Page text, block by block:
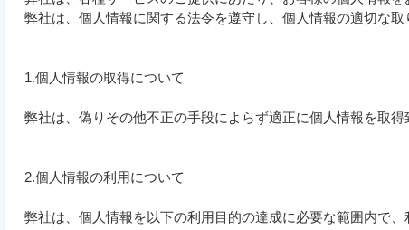
弊社は、個人情報に関する法令を遵守し、個人情報の適切な取
1.個人情報の取得について
弊社は、偽りその他不正の手段によらず適正に個人情報を取得
2.個人情報の利用について
弊社は、個人情報を以下の利用目的の達成に必要な範囲内で、